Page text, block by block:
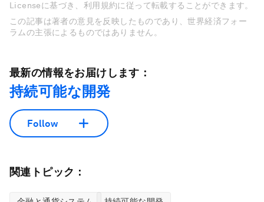
Licenseに基づき、利用規約に従って転載することができます。
この記事は著者の意見を反映したものであり、世界経済フォー
ラムの主張によるものではありません。
最新の情報をお届けします：
持続可能な開発
Follow
関連トピック：